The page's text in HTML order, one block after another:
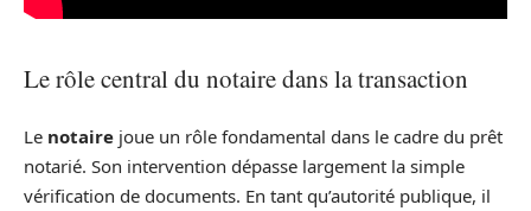
Le rôle central du notaire dans la transaction
Le notaire joue un rôle fondamental dans le cadre du prêt
notarié. Son intervention dépasse largement la simple
vérification de documents. En tant qu’autorité publique, il